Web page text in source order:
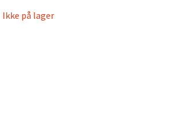
Ikke på lager